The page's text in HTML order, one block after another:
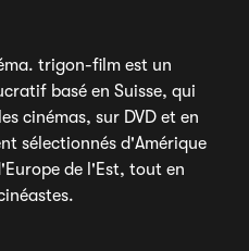
trigon-film est un
basé en Suisse, qui
cinémas, sur DVD et en
sélectionnés d'Amérique
de l'Est, tout en